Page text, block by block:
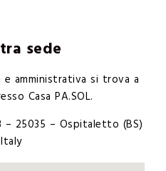
sede
amministrativa si trova a
Casa PA.SOL.
– 25035 – Ospitaletto (BS)